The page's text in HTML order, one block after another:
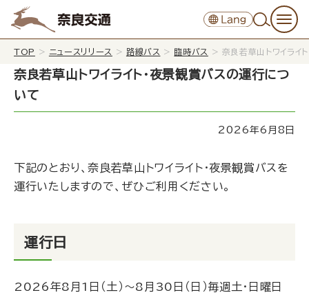
TOP > ニュースリリース > 路線バス > 臨時バス > 奈良若草山トワイライ
奈良若草山トワイライト・夜景観賞バスの運行につ
いて
2026年6月8日
下記のとおり、奈良若草山トワイライト・夜景観賞バスを
運行いたしますので、ぜひご利用ください。
運行日
2026年8月1日（土）～8月30日（日）毎週土・日曜日